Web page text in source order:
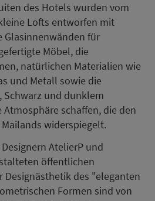
des Hotels wurden vom
Lofts entworfen mit
Glasinnenwänden für
Möbel, die
natürlichen Materialien wie
und Metall sowie die
Schwarz und dunklem
schaffen, die den
widerspiegelt.
AtelierP und
öffentlichen
Designästhetik des "eleganten
Formen sind von